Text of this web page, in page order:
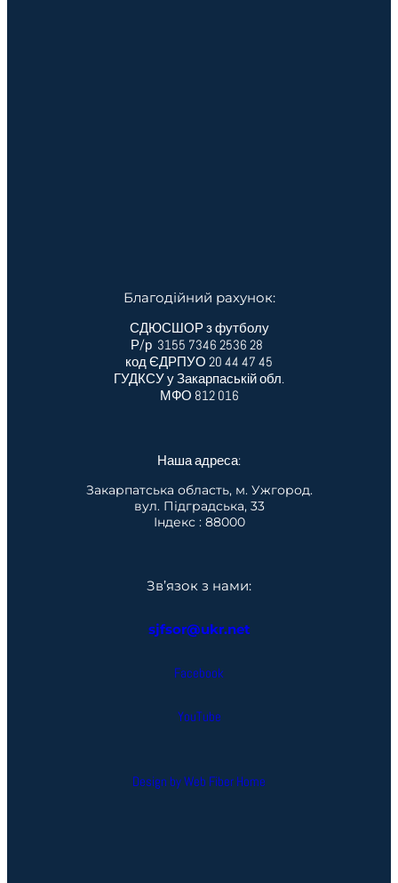
Благодійний рахунок:
СДЮСШОР з футболу
Р/р 3155 7346 2536 28
код ЄДРПУО 20 44 47 45
ГУДКСУ у Закарпаській обл.
МФО 812 016
Наша адреса:
Закарпатська область, м. Ужгород.
вул. Підградська, 33
Індекс : 88000
Зв’язок з нами:
sjfsor@ukr.net
Facebook
YouTube
Design by Web Fiber Home